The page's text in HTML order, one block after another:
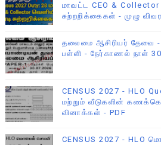
மாவட்ட CEO & Collector
சுற்றறிக்கைகள் - முழு
தலைமை ஆசிரியர் தேவை -
பள்ளி - நேர்காணல் நாள்
CENSUS 2027 - HLO
மற்றும் வீடுகளின்
வினாக்கள் - PDF
CENSUS 2027 - HLO